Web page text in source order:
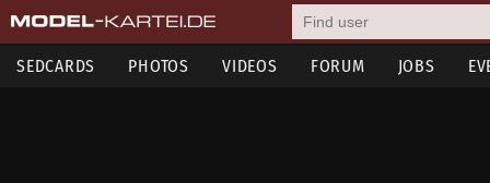
SEDCARDS PHOTOS VIDEOS FORUM JOBS